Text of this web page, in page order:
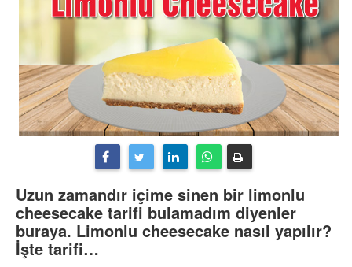
Uzun zamandır içime sinen bir limonlu
cheesecake tarifi bulamadım diyenler
buraya. Limonlu cheesecake nasıl yapılır?
İşte tarifi…